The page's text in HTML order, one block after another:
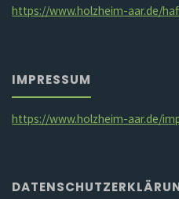
https://www.holzheim-aar.de/
IMPRESSUM
https://www.holzheim-aar.de/